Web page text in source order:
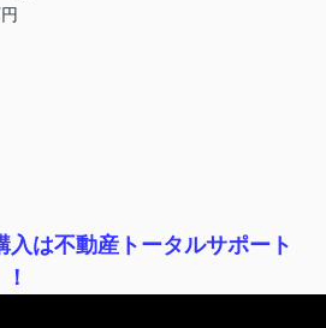
入は不動産トータルサポート